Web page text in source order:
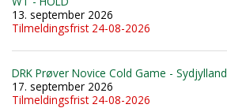
13. september 2026
Tilmeldingsfrist 24-08-2026
DRK Prøver Novice Cold Game - Sydjylland
17. september 2026
Tilmeldingsfrist 24-08-2026